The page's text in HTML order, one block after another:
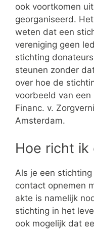
ook voortkomen
georganiseerd.
weten dat een
vereniging geen
stichting
steunen zonder
over hoe de
voorbeeld van
Financ. v.
Amsterdam.
Hoe richt ik
Als je een
contact opnemen
akte is namelijk
stichting in het
ook mogelijk dat